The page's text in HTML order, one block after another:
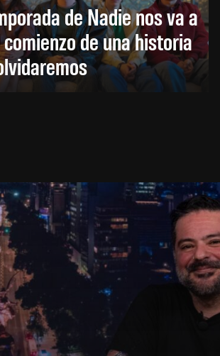
de Nadie nos va a
de una historia